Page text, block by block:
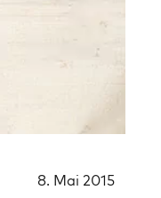
8. Mai 2015